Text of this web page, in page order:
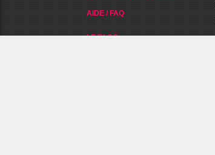
AIDE / FAQ
LE BLOG